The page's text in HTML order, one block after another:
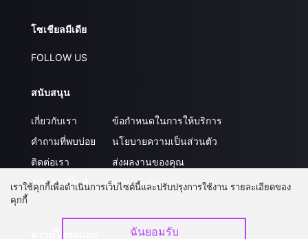
โซเชียลมีเดีย
FOLLOW US
สนับสนุน
เกี่ยวกับเรา
คำถามที่พบบ่อย
ติดต่อเรา
อัปเกรด วีไอพี
ข้อกำหนดในการให้บริการ
นโยบายความเป็นส่วนตัว
ส่งผลงานของคุณ
ร่วมงานกับเรา
เราใช้คุกกี้เพื่อดำเนินการเว็บไซต์นี้และปรับปรุงการใช้งาน รายละเอียดของ
คุกกี้
ฉันยอมรับ